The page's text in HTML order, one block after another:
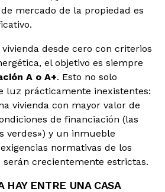
mercado de la propiedad es
desde cero con criterios
el objetivo es siempre
A o A+. Esto no solo
luz prácticamente inexistentes:
vivienda con mayor valor de
de financiación (las
verdes») y un inmueble
normativas de los
serán crecientemente estrictas.
HAY ENTRE UNA CASA